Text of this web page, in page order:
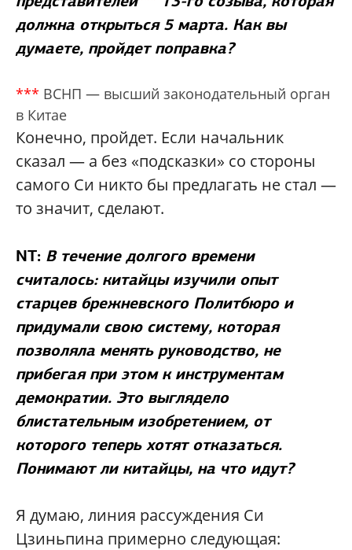
должна открыться 5 марта. Как вы
думаете, пройдет поправка?
*** ВСНП — высший законодательный орган
в Китае
Конечно, пройдет. Если начальник
сказал — а без «подсказки» со стороны
самого Си никто бы предлагать не стал —
то значит, сделают.
NT: В течение долгого времени
считалось: китайцы изучили опыт
старцев брежневского Политбюро и
придумали свою систему, которая
позволяла менять руководство, не
прибегая при этом к инструментам
демократии. Это выглядело
блистательным изобретением, от
которого теперь хотят отказаться.
Понимают ли китайцы, на что идут?
Я думаю, линия рассуждения Си
Цзиньпина примерно следующая: